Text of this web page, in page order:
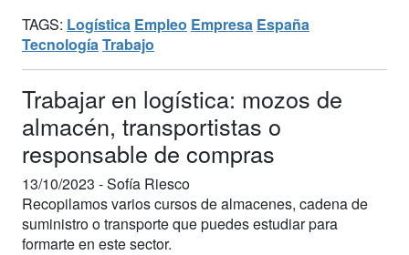
TAGS: Logística Empleo Empresa España
Tecnología Trabajo
Trabajar en logística: mozos de
almacén, transportistas o
responsable de compras
13/10/2023 -Sofía Riesco
Recopilamos varios cursos de almacenes, cadena de
suministro o transporte que puedes estudiar para
formarte en este sector.